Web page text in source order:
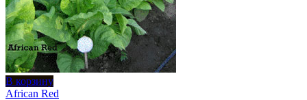
В корзину
African Red